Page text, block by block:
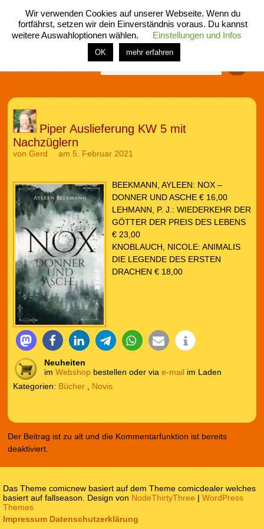
menü
home rubrik buch comic spiel fotos shop
Piper Auslieferung KW 5 mit
Nachzüglern
von Gerd am 5. Februar 2021
BEEKMANN, AYLEEN: NOX –
DONNER UND ASCHE € 16,00
LEHMANN, P. J.: WIEDERKEHR DER
GÖTTER DER PREIS DES LEBENS
€ 23,00
KNOBLAUCH, NICOLE: ANIMALIS
DIE LEGENDE DES ERSTEN
DRACHEN € 18,00
Neuheiten
im Webshop bestellen oder via e-mail im Laden
Kategorien: Bücher, Novis
Der Beitrag ist zu alt und die Kommentarfunktion ist bereits
deaktiviert.
Impressum Datenschutzerklärung
Das Theme comicnew basiert auf dem Theme comicdealer welches
basiert auf fallseason. Design von NodeThirtyThree |WordPress
Themes
Wir verwenden Cookies auf unserer Webseite. Wenn du
fortfährst, setzen wir dein Einverständnis voraus. Du kannst
weitere Auswahloptionen wählen.
Einstellungen und Infos
OK mehr erfahren